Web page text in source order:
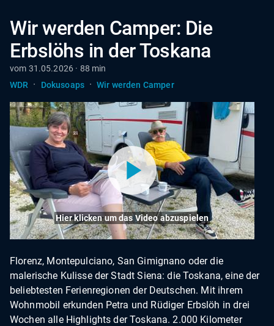
Wir werden Camper: Die
Erbslöhs in der Toskana
vom 31.05.2026 · 88 min
WDR
· Dokusoaps · Wir werden Camper
Hier klicken um das Video abzuspielen
Florenz, Montepulciano, San Gimignano oder die
malerische Kulisse der Stadt Siena: die Toskana, eine der
beliebtesten Ferienregionen der Deutschen. Mit ihrem
Wohnmobil erkunden Petra und Rüdiger Erbslöh in drei
Wochen alle Highlights der Toskana. 2.000 Kilometer